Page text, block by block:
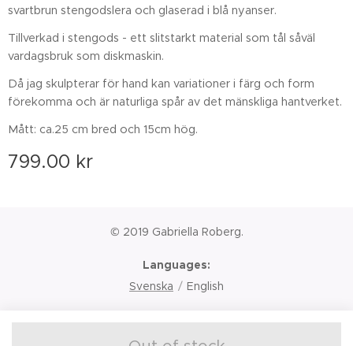
svartbrun stengodslera och glaserad i blå nyanser.
Tillverkad i stengods - ett slitstarkt material som tål såväl
vardagsbruk som diskmaskin.
Då jag skulpterar för hand kan variationer i färg och form
förekomma och är naturliga spår av det mänskliga hantverket.
Mått: ca.25 cm bred och 15cm hög.
799.00 kr
© 2019 Gabriella Roberg.
Languages
Svenska
English